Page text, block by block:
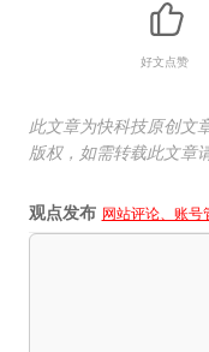
好文点赞
此文章为快科技原创文
版权，如需转载此文章
观点发布 网站评论、账号